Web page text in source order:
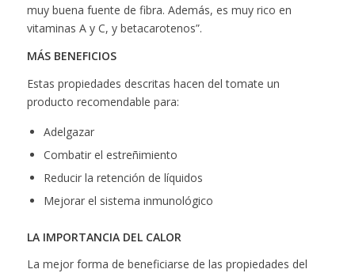
muy buena fuente de fibra. Además, es muy rico en
vitaminas A y C, y betacarotenos”.
MÁS BENEFICIOS
Estas propiedades descritas hacen del tomate un
producto recomendable para:
Adelgazar
Combatir el estreñimiento
Reducir la retención de líquidos
Mejorar el sistema inmunológico
LA IMPORTANCIA DEL CALOR
La mejor forma de beneficiarse de las propiedades del